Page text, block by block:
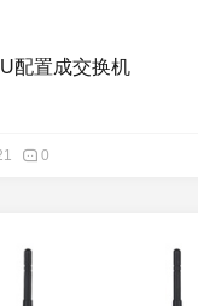
配置成交换机
0